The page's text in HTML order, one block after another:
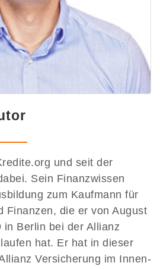
und seit der
Sein Finanzwissen
zum Kaufmann für
Finanzen, die er von August
in Berlin bei der Allianz
hat. Er hat in dieser
Versicherung im Innen-